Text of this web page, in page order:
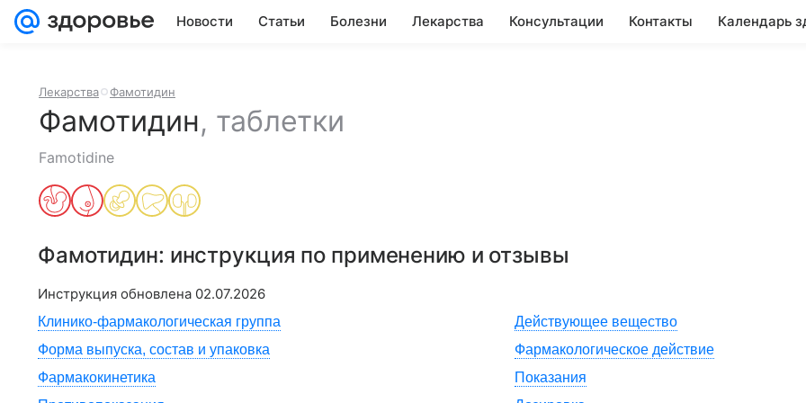
Новости Статьи Болезни Лекарства Консультации Контакты Календарь
Лекарства Фамотидин
Фамотидин, таблетки
Famotidine
Фамотидин: инструкция по применению и отзывы
Инструкция обновлена 02.07.2026
Клинико-фармакологическая группа
Действующее вещество
Форма выпуска, состав и упаковка
Фармакологическое действие
Фармакокинетика
Показания